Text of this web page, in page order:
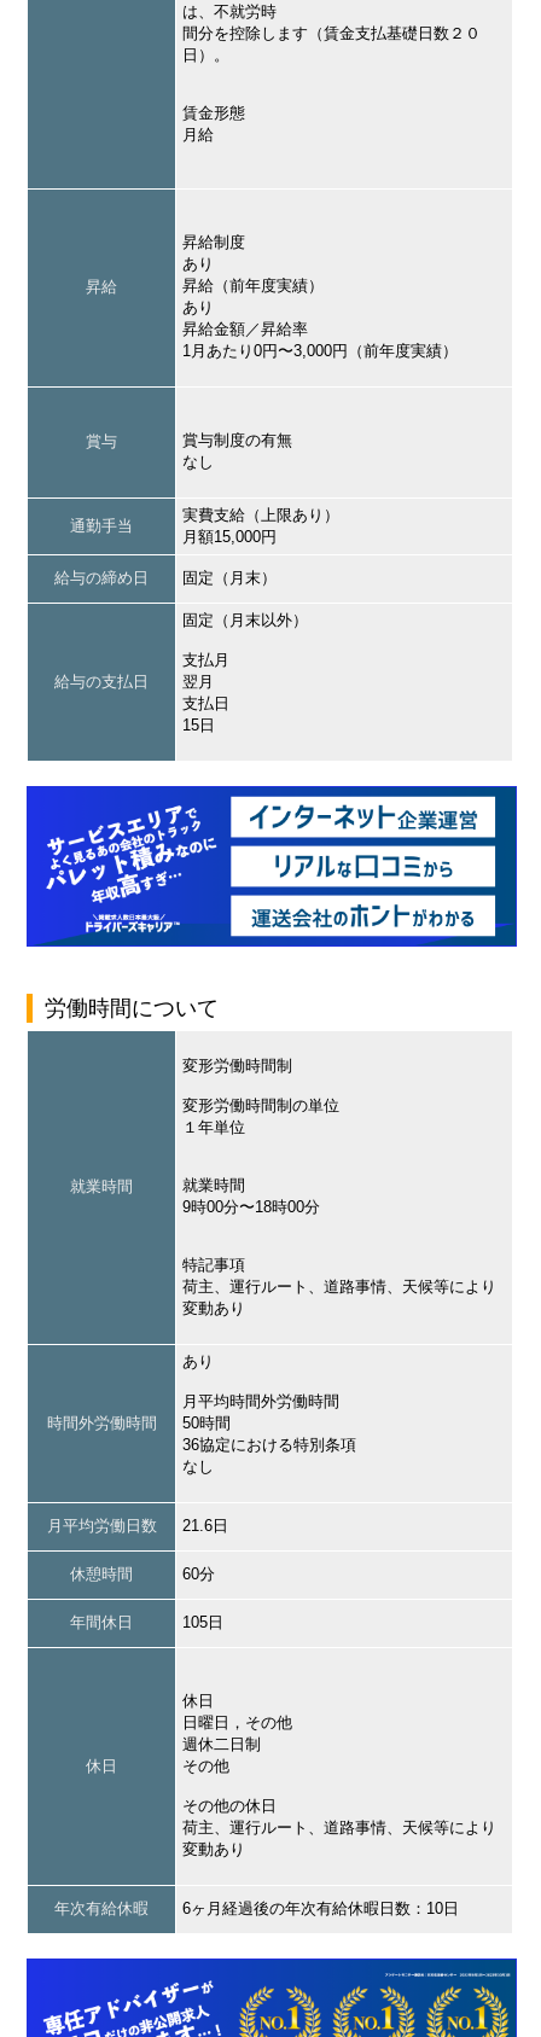
は、不就労時
間分を控除します（賃金支払基礎日数２０
日）。
賃金形態
月給
昇給
昇給制度
あり
昇給（前年度実績）
あり
昇給金額／昇給率
1月あたり0円〜3,000円（前年度実績）
賞与
賞与制度の有無
なし
通勤手当
実費支給（上限あり）
月額15,000円
給与の締め日 固定（月末）
給与の支払日
固定（月末以外）
支払月
翌月
支払日
15日
労働時間について
就業時間
変形労働時間制
変形労働時間制の単位
１年単位
就業時間
9時00分〜18時00分
特記事項
荷主、運行ルート、道路事情、天候等により
変動あり
時間外労働時間
あり
月平均時間外労働時間
50時間
36協定における特別条項
なし
月平均労働日数 21.6日
休憩時間 60分
年間休日 105日
休日
休日
日曜日，その他
週休二日制
その他
その他の休日
荷主、運行ルート、道路事情、天候等により
変動あり
年次有給休暇 6ヶ月経過後の年次有給休暇日数：10日